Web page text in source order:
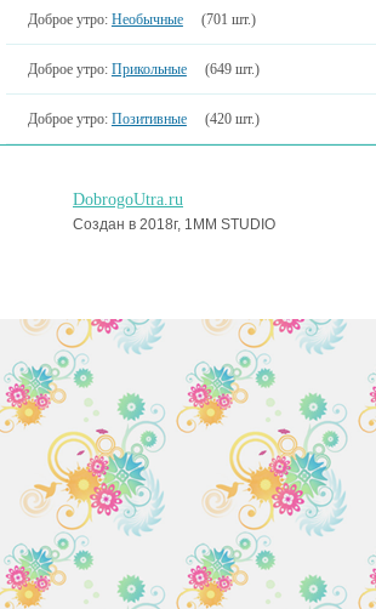
Доброе утро: Необычные (701 шт.)
Доброе утро: Прикольные (649 шт.)
Доброе утро: Позитивные (420 шт.)
DobrogoUtra.ru
Создан в 2018г, 1MM STUDIO